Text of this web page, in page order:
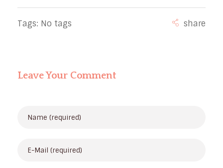
Tags: No tags
Leave Your Comment